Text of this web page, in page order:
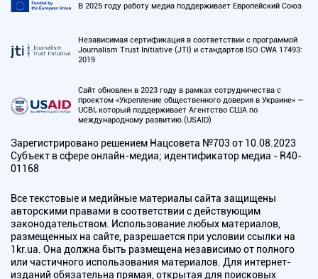
В 2025 году работу медиа поддерживает Европейский Союз
Независимая сертификация в соответствии с программой
Journalism Trust Initiative (JTI) и стандартов ISO CWA 17493:
2019
Сайт обновлен в 2023 году в рамках сотрудничества с
проектом «Укрепление общественного доверия в Украине» —
UCBI, который поддерживает Агентство США по
международному развитию (USAID)
Зарегистрировано решением Нацсовета №703 от 10.08.2023
Субъект в сфере онлайн-медиа; идентификатор медиа - R40-
01168
Все текстовые и медийные материалы сайта защищены
авторскими правами в соответствии с действующим
законодательством. Использование любых материалов,
размещенных на сайте, разрешается при условии ссылки на
1kr.ua. Она должна быть размещена независимо от полного
или частичного использования материалов. Для интернет-
изданий обязательна прямая, открытая для поисковых